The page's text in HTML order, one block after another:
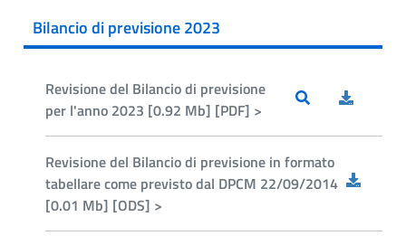
Bilancio di previsione 2023
Revisione del Bilancio di previsione
per l'anno 2023 [0.92 Mb] [PDF] >
Revisione del Bilancio di previsione in formato
tabellare come previsto dal DPCM 22/09/2014
[0.01 Mb] [ODS] >